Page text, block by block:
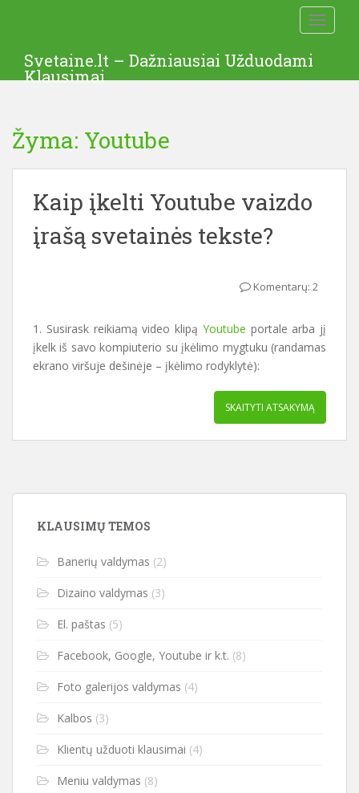
t
Svetaine.lt – Dažniausiai Užduodami
Klausimai
Žyma: Youtube
Kaip įkelti Youtube vaizdo
įrašą svetainės tekste?
Komentarų: 2
1. Susirask reikiamą video klipą Youtube portale arba jį
įkelk iš savo kompiuterio su įkėlimo mygtuku (randamas
ekrano viršuje dešinėje – įkėlimo rodyklytė):
SKAITYTI ATSAKYMĄ
KLAUSIMŲ TEMOS
Banerių valdymas (2)
Dizaino valdymas (3)
El. paštas (5)
Facebook, Google, Youtube ir k.t. (8)
Foto galerijos valdymas (4)
Kalbos (3)
Klientų užduoti klausimai (4)
Meniu valdymas (8)